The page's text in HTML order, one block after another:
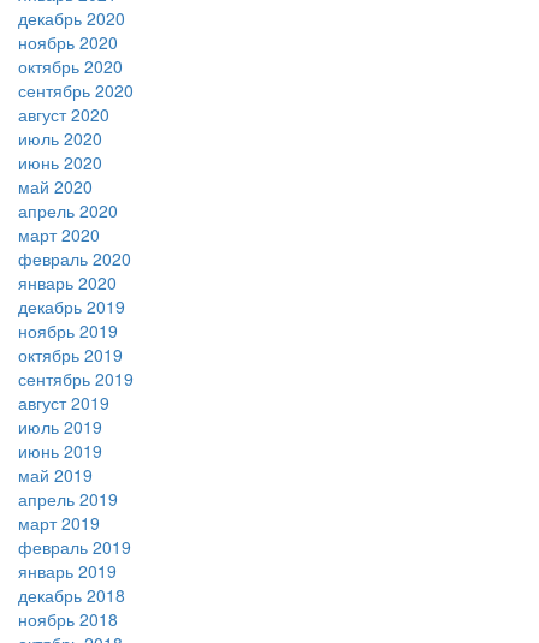
декабрь 2020
ноябрь 2020
октябрь 2020
сентябрь 2020
август 2020
июль 2020
июнь 2020
май 2020
апрель 2020
март 2020
февраль 2020
январь 2020
декабрь 2019
ноябрь 2019
октябрь 2019
сентябрь 2019
август 2019
июль 2019
июнь 2019
май 2019
апрель 2019
март 2019
февраль 2019
январь 2019
декабрь 2018
ноябрь 2018